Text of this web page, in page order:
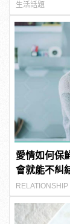
生活話題
愛情如何保
會就能不糾
RELATIONSHIP